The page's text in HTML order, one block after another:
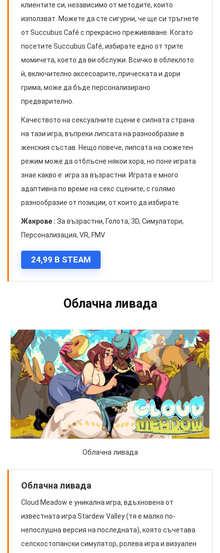
24,99 В STEAM
клиентите си, независимо от методите, които
използват. Можете да сте сигурни, че ще си тръгнете
от Succubus Café с прекрасно преживяване. Когато
посетите Succubus Café, избирате едно от трите
момичета, което да ви обслужи. Всичко в облеклото
ѝ, включително аксесоарите, прическата и дори
грима, може да бъде персонализирано
предварително.
Качеството на сексуалните сцени е силната страна
на тази игра, въпреки липсата на разнообразие в
женския състав. Нещо повече, липсата на сюжетен
режим може да отблъсне някои хора, но поне играта
знае какво е: игра за възрастни. Играта е много
адаптивна по време на секс сцените, с голямо
разнообразие от позиции, от които да избирате.
Жанрове : За възрастни, Голота, 3D, Симулатори,
Персонализация, VR, FMV
Облачна ливада
Облачна ливада
Облачна ливада
Cloud Meadow е уникална игра, вдъхновена от
известната игра Stardew Valley (тя е малко по-
непослушна версия на последната), която съчетава
селскостопански симулатор, ролева игра и визуален